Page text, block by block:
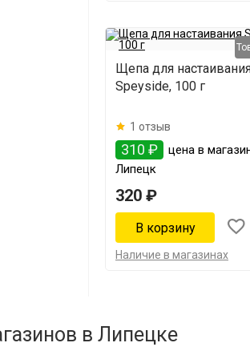
Щепа для
Speyside, 100 г
1 отзыв
310 ₽
цена в
Липецк
320 ₽
Наличие в магазинах
в Липецке